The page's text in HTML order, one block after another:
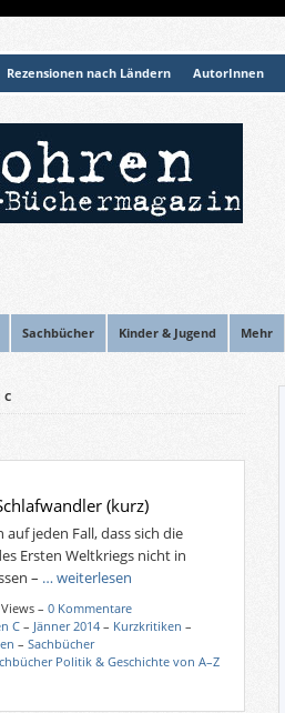
Rezensionen nach Ländern AutorInnen
Sachbücher Kinder & Jugend Mehr
(kurz)
jeden Fall, dass sich die
Ersten Weltkriegs nicht in
– … weiterlesen
–0 Kommentare
C – Jänner 2014 – Kurzkritiken –
–Sachbücher
Politik & Geschichte von A–Z